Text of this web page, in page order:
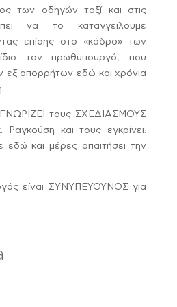
των οδηγών ταξί και στις
να το καταγγείλουμε
επίσης στο «κάδρο» των
τον πρωθυπουργό, που
εξ απορρήτων εδώ και χρόνια
τους ΣΧΕΔΙΑΣΜΟΥΣ
και τους εγκρίνει.
εδώ και μέρες απαιτήσει την
είναι ΣΥΝΥΠΕΥΘΥΝΟΣ για